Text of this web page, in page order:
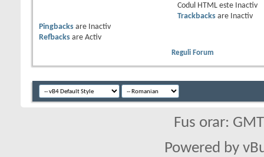
Codul HTML este
Inactiv
Trackbacksare
Inactiv
Pingbacks are
Inactiv
Refbacks are Activ
Reguli Forum
Fus orar:
Powered by